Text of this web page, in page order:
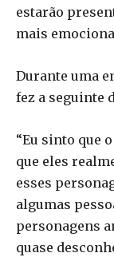
estarão
mais
Durante uma
fez a seguinte
“Eu sinto que
que eles
esses
algumas
personagens
quase